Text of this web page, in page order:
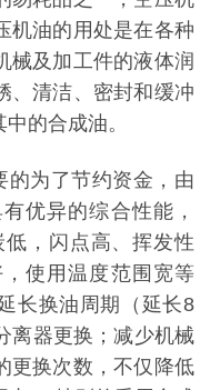
机油的用处是在各种
械及加工件的液体润
、清洁、密封和缓冲
的合成油。
的为了节约资金，由
优异的综合性能，
，闪点高、挥发性
使用温度范围宽等
长换油周期（延长8
离器更换；减少机械
更换次数，不仅降低